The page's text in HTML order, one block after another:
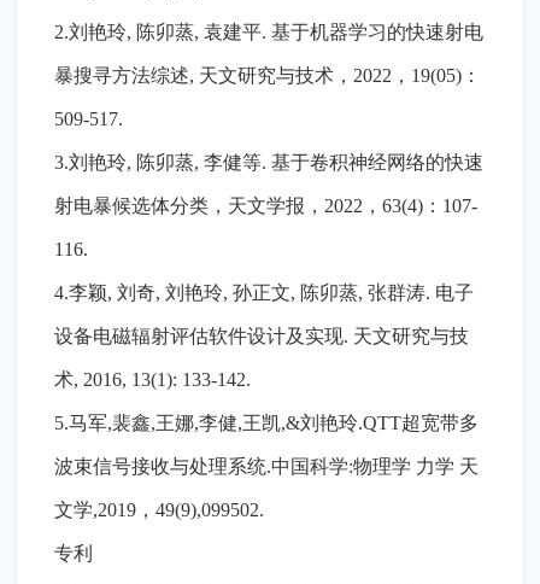
2.刘艳玲, 陈卯蒸, 袁建平. 基于机器学习的快速射电
暴搜寻方法综述, 天文研究与技术，2022，19(05)：
509-517.
3.刘艳玲, 陈卯蒸, 李健等. 基于卷积神经网络的快速
射电暴候选体分类，天文学报，2022，63(4)：107-
116.
4.李颖, 刘奇, 刘艳玲, 孙正文, 陈卯蒸, 张群涛. 电子
设备电磁辐射评估软件设计及实现. 天文研究与技
术, 2016, 13(1): 133-142.
5.马军,裴鑫,王娜,李健,王凯,&刘艳玲.QTT超宽带多
波束信号接收与处理系统.中国科学:物理学 力学 天
文学,2019，49(9),099502.
专利